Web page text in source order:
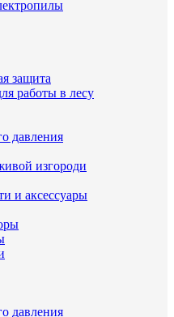
защита
работы в лесу
давления
изгороди
и аксессуары
давления